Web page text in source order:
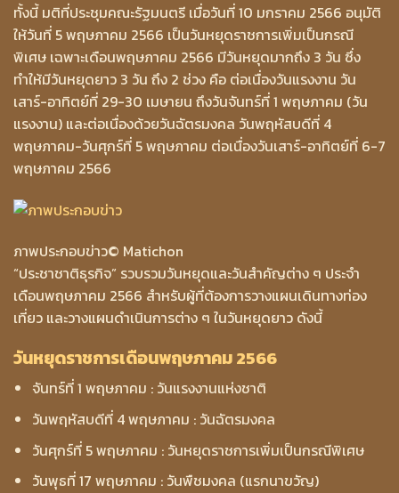
ทั้งนี้ มติที่ประชุมคณะรัฐมนตรี เมื่อวันที่ 10 มกราคม 2566 อนุมัติ
ให้วันที่ 5 พฤษภาคม 2566 เป็นวันหยุดราชการเพิ่มเป็นกรณี
พิเศษ เฉพาะเดือนพฤษภาคม 2566 มีวันหยุดมากถึง 3 วัน ซึ่ง
ทำให้มีวันหยุดยาว 3 วัน ถึง 2 ช่วง คือ ต่อเนื่องวันแรงงาน วัน
เสาร์-อาทิตย์ที่ 29-30 เมษายน ถึงวันจันทร์ที่ 1 พฤษภาคม (วัน
แรงงาน) และต่อเนื่องด้วยวันฉัตรมงคล วันพฤหัสบดีที่ 4
พฤษภาคม-วันศุกร์ที่ 5 พฤษภาคม ต่อเนื่องวันเสาร์-อาทิตย์ที่ 6-7
พฤษภาคม 2566
ภาพประกอบข่าว© Matichon
“ประชาชาติธุรกิจ” รวบรวมวันหยุดและวันสำคัญต่าง ๆ ประจำ
เดือนพฤษภาคม 2566 สำหรับผู้ที่ต้องการวางแผนเดินทางท่อง
เที่ยว และวางแผนดำเนินการต่าง ๆ ในวันหยุดยาว ดังนี้
วันหยุดราชการเดือนพฤษภาคม 2566
จันทร์ที่ 1 พฤษภาคม : วันแรงงานแห่งชาติ
วันพฤหัสบดีที่ 4 พฤษภาคม : วันฉัตรมงคล
วันศุกร์ที่ 5 พฤษภาคม : วันหยุดราชการเพิ่มเป็นกรณีพิเศษ
วันพุธที่ 17 พฤษภาคม : วันพืชมงคล (แรกนาขวัญ)